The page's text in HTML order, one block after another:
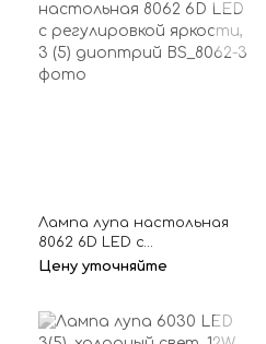
Лампа лупа настольная
8062 6D LED с
регулировкой яркости, 3
Цену уточняйте